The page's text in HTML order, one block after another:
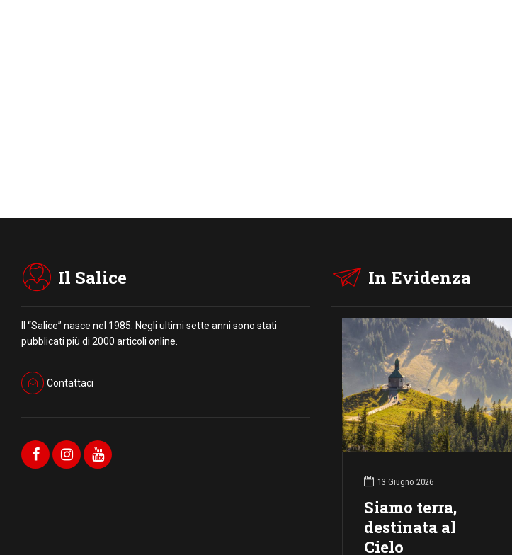
Il Salice
Il “Salice” nasce nel 1985. Negli ultimi sette anni sono stati
pubblicati più di 2000 articoli online.
Contattaci
In Evidenza
13 Giugno 2026
Siamo terra,
destinata al
Cielo